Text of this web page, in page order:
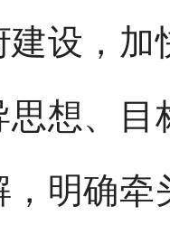
设，
想、
明确